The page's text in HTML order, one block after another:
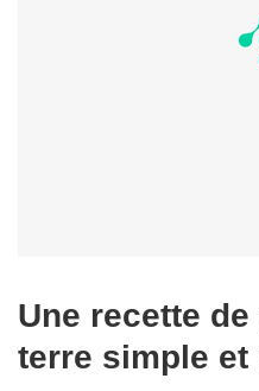
Une recette
terre simple et